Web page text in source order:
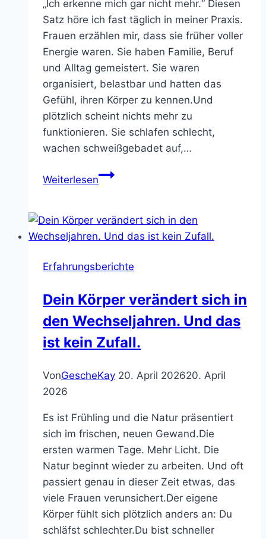
„Ich erkenne mich gar nicht mehr.“ Diesen
Satz höre ich fast täglich in meiner Praxis.
Frauen erzählen mir, dass sie früher voller
Energie waren. Sie haben Familie, Beruf
und Alltag gemeistert. Sie waren
organisiert, belastbar und hatten das
Gefühl, ihren Körper zu kennen.Und
plötzlich scheint nichts mehr zu
funktionieren. Sie schlafen schlecht,
wachen schweißgebadet auf,…
WeiterlesenDu
kaputt.
Du
deinen
neu
kennenlernen.
Erfahrungsberichte
Dein Körper verändert sich in
den Wechseljahren. Und das
ist kein Zufall.
VonGescheKay 20. April 202620. April
2026
Es ist Frühling und die Natur präsentiert
sich im frischen, neuen Gewand.Die
ersten warmen Tage. Mehr Licht. Die
Natur beginnt wieder zu arbeiten. Und oft
passiert genau in dieser Zeit etwas, das
viele Frauen verunsichert.Der eigene
Körper fühlt sich plötzlich anders an: Du
schläfst schlechter.Du bist schneller